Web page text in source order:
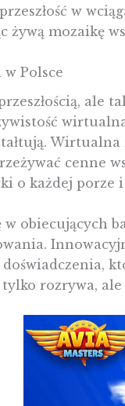
w
żywą mozaikę
Polsce
cenne
o każdej porze
w
rozrywa, ale